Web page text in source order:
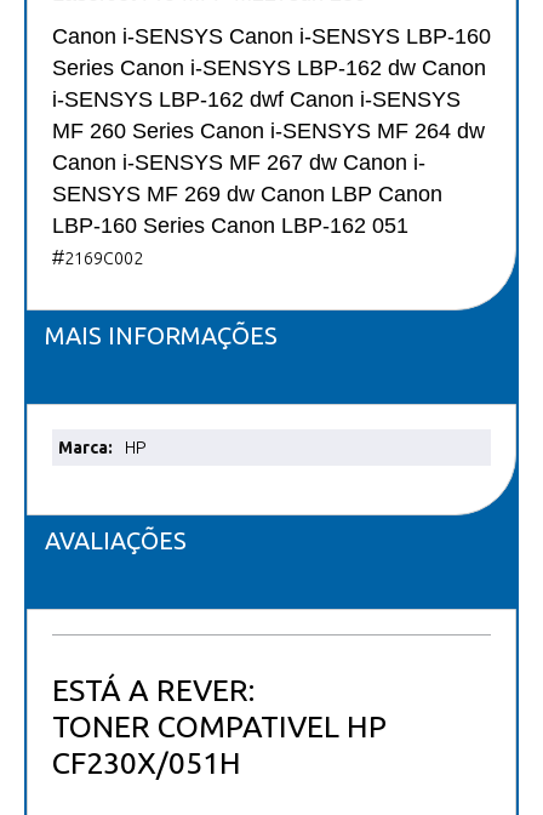
Canon i-SENSYS Canon i-SENSYS LBP-160
Series Canon i-SENSYS LBP-162 dw Canon
i-SENSYS LBP-162 dwf Canon i-SENSYS
MF 260 Series Canon i-SENSYS MF 264 dw
Canon i-SENSYS MF 267 dw Canon i-
SENSYS MF 269 dw Canon LBP Canon
LBP-160 Series Canon LBP-162 051
#2169C002
MAIS INFORMAÇÕES
Mais
HP
AVALIAÇÕES
ESTÁ A REVER:
TONER COMPATIVEL HP
CF230X/051H